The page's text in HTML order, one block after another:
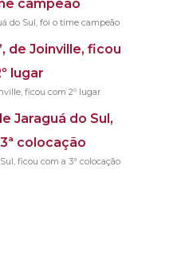
do Sul, foi o time campeão
ficou com 2º lugar
ficou com a 3ª colocação